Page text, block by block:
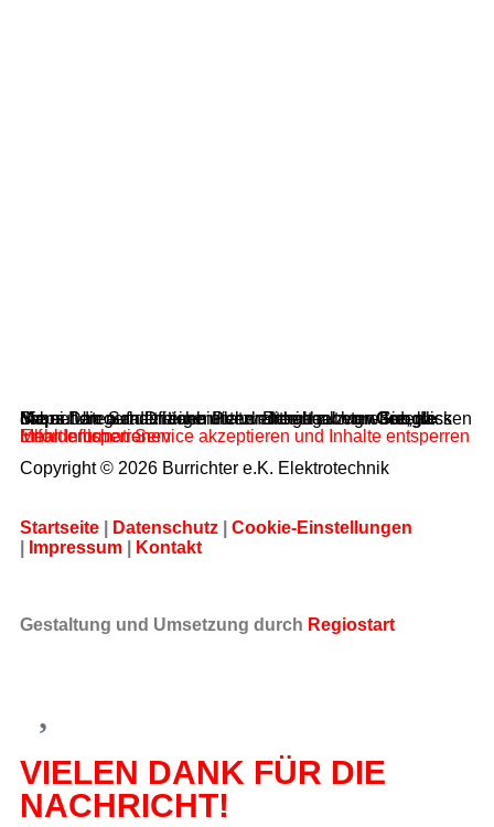
Sie sehen gerade einen Platzhalterinhalt von
Google Maps
. Um auf den eigentlichen Inhalt zuzugreifen, klicken Sie auf die Schaltfläche unten. Bitte beachten Sie, dass dabei Daten an Drittanbieter weitergegeben werden.
Mehr Informationen
Inhalt entsperren
Erforderlichen Service akzeptieren und Inhalte entsperren
Copyright © 2026 Burrichter e.K. Elektrotechnik
Startseite Datenschutz
Cookie-Einstellungen
Impressum Kontakt
Gestaltung und Umsetzung durch Regiostart
VIELEN DANK FÜR DIE
NACHRICHT!